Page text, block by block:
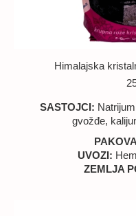
Himalajska
SASTOJCI:
gvožđe,
UVOZI:
ZEMLJA